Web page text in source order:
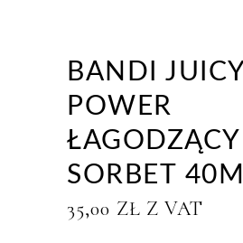
BANDI JUICY
POWER
ŁAGODZĄCY
SORBET
35,00 ZŁ Z VAT